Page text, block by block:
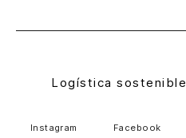
Logística sostenible
Instagram Facebook